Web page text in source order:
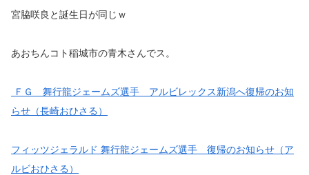
宮脇咲良と誕生日が同じｗ
あおちんコト稲城市の青木さんでス。
ＦＧ 舞行龍ジェームズ選手 アルビレックス新潟へ復帰のお知
らせ（長崎おひさる）
フィッツジェラルド 舞行龍ジェームズ選手 復帰のお知らせ（ア
ルビおひさる）